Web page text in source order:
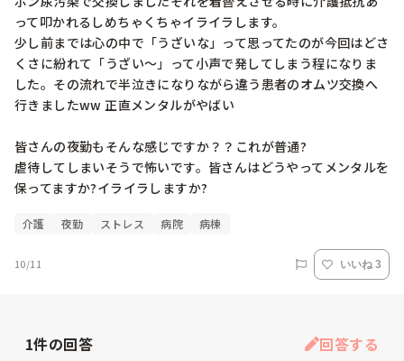
って叩かれるしめちゃくちゃイライラします。
少し前までは心の中で「うざいな」って思ってたのが今回はどさ
くさに紛れて「うざい〜」って小声で発してしまう程になりま
した。その流れで半泣きになりながら違う患者のオムツ交換へ
行きましたww 正直メンタルがやばい
皆さんの夜勤もそんな感じですか？？これが普通?
虐待してしまいそうで怖いです。皆さんはどうやってメンタルを
保ってますか?イライラしますか?
介護 夜勤 ストレス 病院 病棟
10/11 いいね 3
1件の回答 回答する